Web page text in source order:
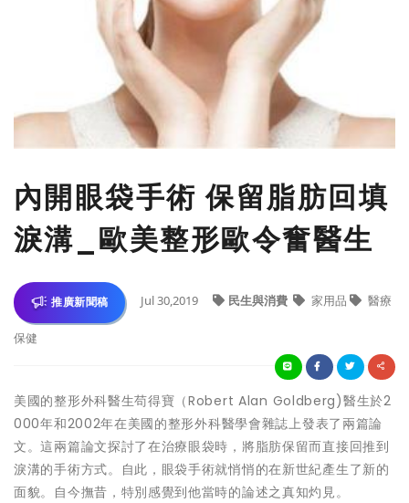
內開眼袋手術 保留脂肪回填
淚溝_歐美整形歐令奮醫生
推廣新聞稿 Jul 30,2019 民生與消費 家用品 醫療
保健
美國的整形外科醫生苟得寶（Robert Alan Goldberg)醫生於2
000年和2002年在美國的整形外科醫學會雜誌上發表了兩篇論
文。這兩篇論文探討了在治療眼袋時，將脂肪保留而直接回推到
淚溝的手術方式。自此，眼袋手術就悄悄的在新世紀產生了新的
面貌。自今撫昔，特別感覺到他當時的論述之真知灼見。